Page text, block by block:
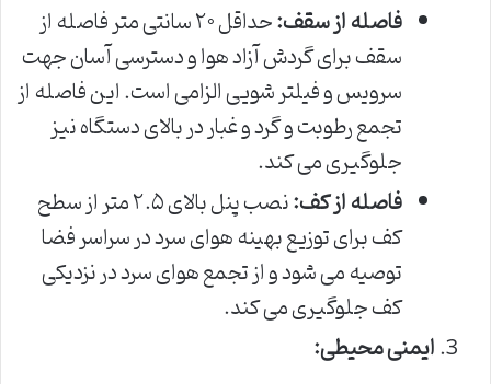
فاصله از سقف:
حداقل ۲۰ سانتی متر فاصله از
سقف برای گردش آزاد هوا و دسترسی آسان جهت
سرویس و فیلتر شویی الزامی است. این فاصله از
تجمع رطوبت و گرد و غبار در بالای دستگاه نیز
جلوگیری می کند.
فاصله از کف:
نصب پنل بالای ۲.۵ متر از سطح
کف برای توزیع بهینه هوای سرد در سراسر فضا
توصیه می شود و از تجمع هوای سرد در نزدیکی
کف جلوگیری می کند.
ایمنی محیطی: